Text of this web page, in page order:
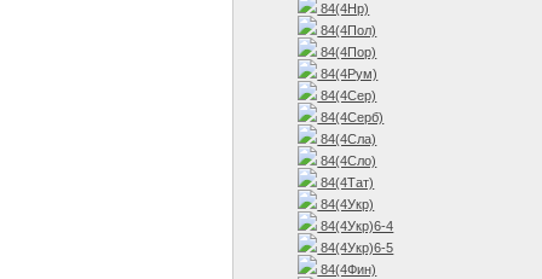
84(4Нр)
84(4Пол)
84(4Пор)
84(4Рум)
84(4Сер)
84(4Серб)
84(4Сла)
84(4Сло)
84(4Тат)
84(4Укр)
84(4Укр)6-4
84(4Укр)6-5
84(4Фин)